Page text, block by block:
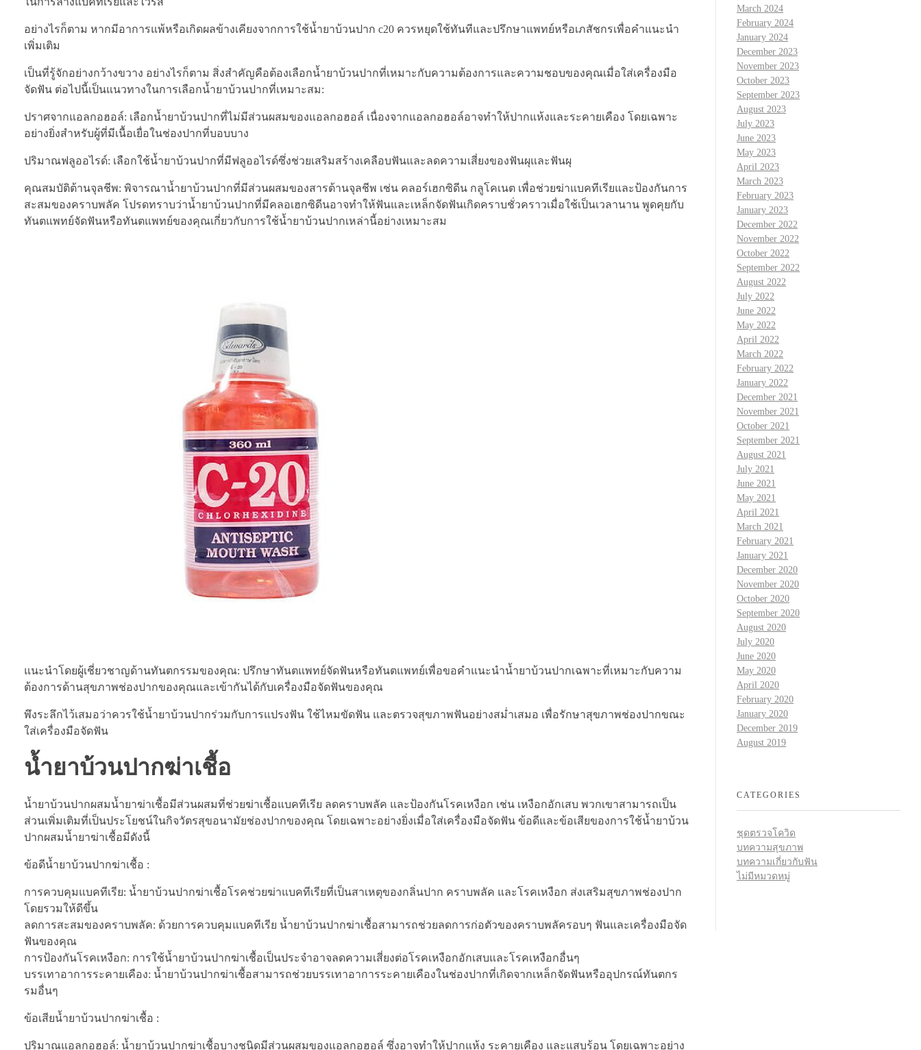
อย่างไรก็ตาม หากมีอาการแพ้หรือเกิดผลข้างเคียงจากการใช้น้ำยาบ้วนปาก c20 ควรหยุดใช้ทันทีและปรึกษาแพทย์หรือเภสัชกรเพื่อคำแนะนำ
เพิ่มเติม
เป็นที่รู้จักอย่างกว้างขวาง อย่างไรก็ตาม สิ่งสำคัญคือต้องเลือกน้ำยาบ้วนปากที่เหมาะกับความต้องการและความชอบของคุณเมื่อใส่เครื่องมือ
จัดฟัน ต่อไปนี้เป็นแนวทางในการเลือกน้ำยาบ้วนปากที่เหมาะสม:
ปราศจากแอลกอฮอล์: เลือกน้ำยาบ้วนปากที่ไม่มีส่วนผสมของแอลกอฮอล์ เนื่องจากแอลกอฮอล์อาจทำให้ปากแห้งและระคายเคือง โดยเฉพาะ
อย่างยิ่งสำหรับผู้ที่มีเนื้อเยื่อในช่องปากที่บอบบาง
ปริมาณฟลูออไรด์: เลือกใช้น้ำยาบ้วนปากที่มีฟลูออไรด์ซึ่งช่วยเสริมสร้างเคลือบฟันและลดความเสี่ยงของฟันผุและฟันผุ
คุณสมบัติต้านจุลชีพ: พิจารณาน้ำยาบ้วนปากที่มีส่วนผสมของสารต้านจุลชีพ เช่น คลอร์เฮกซิดีน กลูโคเนต เพื่อช่วยฆ่าแบคทีเรียและป้องกันการ
สะสมของคราบพลัค โปรดทราบว่าน้ำยาบ้วนปากที่มีคลอเฮกซิดีนอาจทำให้ฟันและเหล็กจัดฟันเกิดคราบชั่วคราวเมื่อใช้เป็นเวลานาน พูดคุยกับ
ทันตแพทย์จัดฟันหรือทันตแพทย์ของคุณเกี่ยวกับการใช้น้ำยาบ้วนปากเหล่านี้อย่างเหมาะสม
แนะนำโดยผู้เชี่ยวชาญด้านทันตกรรมของคุณ: ปรึกษาทันตแพทย์จัดฟันหรือทันตแพทย์เพื่อขอคำแนะนำน้ำยาบ้วนปากเฉพาะที่เหมาะกับความ
ต้องการด้านสุขภาพช่องปากของคุณและเข้ากันได้กับเครื่องมือจัดฟันของคุณ
พึงระลึกไว้เสมอว่าควรใช้น้ำยาบ้วนปากร่วมกับการแปรงฟัน ใช้ไหมขัดฟัน และตรวจสุขภาพฟันอย่างสม่ำเสมอ เพื่อรักษาสุขภาพช่องปากขณะ
ใส่เครื่องมือจัดฟัน
น้ำยาบ้วนปากฆ่าเชื้อ
น้ำยาบ้วนปากผสมน้ำยาฆ่าเชื้อมีส่วนผสมที่ช่วยฆ่าเชื้อแบคทีเรีย ลดคราบพลัค และป้องกันโรคเหงือก เช่น เหงือกอักเสบ พวกเขาสามารถเป็น
ส่วนเพิ่มเติมที่เป็นประโยชน์ในกิจวัตรสุขอนามัยช่องปากของคุณ โดยเฉพาะอย่างยิ่งเมื่อใส่เครื่องมือจัดฟัน ข้อดีและข้อเสียของการใช้น้ำยาบ้วน
ปากผสมน้ำยาฆ่าเชื้อมีดังนี้
ข้อดีน้ำยาบ้วนปากฆ่าเชื้อ :
การควบคุมแบคทีเรีย: น้ำยาบ้วนปากฆ่าเชื้อโรคช่วยฆ่าแบคทีเรียที่เป็นสาเหตุของกลิ่นปาก คราบพลัค และโรคเหงือก ส่งเสริมสุขภาพช่องปาก
โดยรวมให้ดีขึ้น
ลดการสะสมของคราบพลัค: ด้วยการควบคุมแบคทีเรีย น้ำยาบ้วนปากฆ่าเชื้อสามารถช่วยลดการก่อตัวของคราบพลัครอบๆ ฟันและเครื่องมือจัด
ฟันของคุณ
การป้องกันโรคเหงือก: การใช้น้ำยาบ้วนปากฆ่าเชื้อเป็นประจำอาจลดความเสี่ยงต่อโรคเหงือกอักเสบและโรคเหงือกอื่นๆ
บรรเทาอาการระคายเคือง: น้ำยาบ้วนปากฆ่าเชื้อสามารถช่วยบรรเทาอาการระคายเคืองในช่องปากที่เกิดจากเหล็กจัดฟันหรืออุปกรณ์ทันตกร
รมอื่นๆ
ข้อเสียน้ำยาบ้วนปากฆ่าเชื้อ :
ปริมาณแอลกอฮอล์: น้ำยาบ้วนปากฆ่าเชื้อบางชนิดมีส่วนผสมของแอลกอฮอล์ ซึ่งอาจทำให้ปากแห้ง ระคายเคือง และแสบร้อน โดยเฉพาะอย่าง
March 2024
February 2024
January 2024
December 2023
November 2023
October 2023
September 2023
August 2023
July 2023
June 2023
May 2023
April 2023
March 2023
February 2023
January 2023
December 2022
November 2022
October 2022
September 2022
August 2022
July 2022
June 2022
May 2022
April 2022
March 2022
February 2022
January 2022
December 2021
November 2021
October 2021
September 2021
August 2021
July 2021
June 2021
May 2021
April 2021
March 2021
February 2021
January 2021
December 2020
November 2020
October 2020
September 2020
August 2020
July 2020
June 2020
May 2020
April 2020
February 2020
January 2020
December 2019
August 2019
CATEGORIES
ชุดตรวจโควิด
บทความสุขภาพ
บทความเกี่ยวกับฟัน
ไม่มีหมวดหมู่